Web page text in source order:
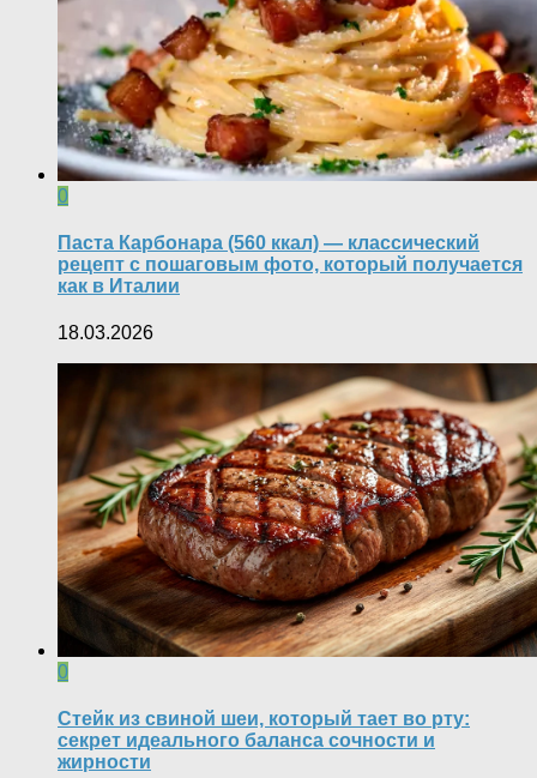
0
Паста Карбонара (560 ккал) — классический
рецепт с пошаговым фото, который получается
как в Италии
18.03.2026
0
Стейк из свиной шеи, который тает во рту:
секрет идеального баланса сочности и
жирности